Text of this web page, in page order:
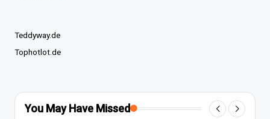
Teddyway.de
Tophotlot.de
You May Have Missed